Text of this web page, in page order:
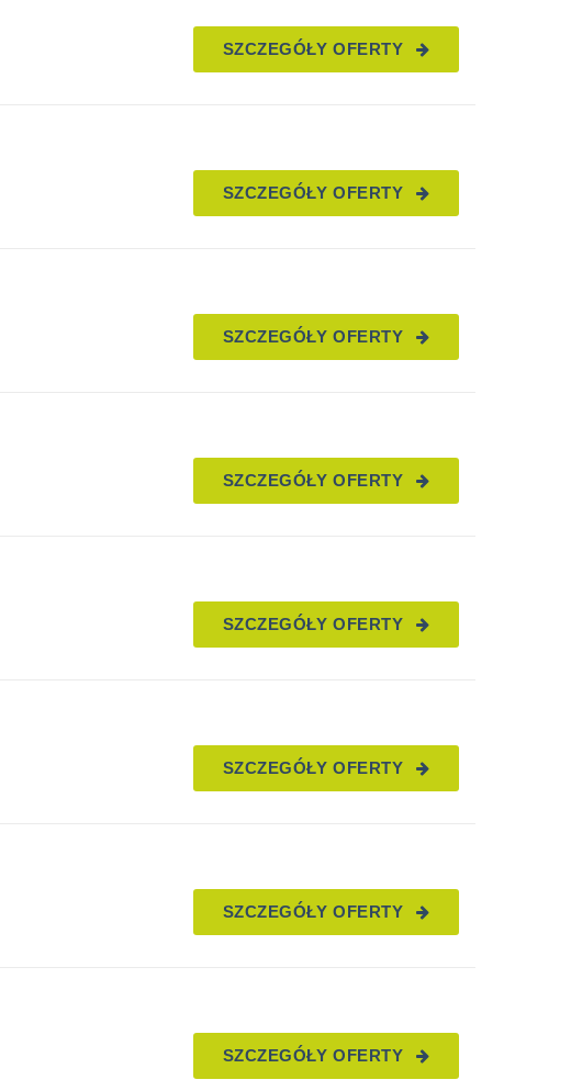
SZCZEGÓŁY OFERTY
SZCZEGÓŁY OFERTY
SZCZEGÓŁY OFERTY
SZCZEGÓŁY OFERTY
SZCZEGÓŁY OFERTY
SZCZEGÓŁY OFERTY
SZCZEGÓŁY OFERTY
SZCZEGÓŁY OFERTY